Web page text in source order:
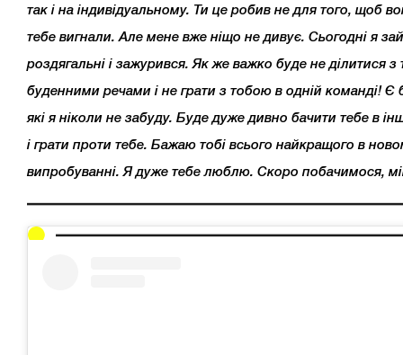
так і на індивідуальному. Ти це робив не для того, щоб
тебе вигнали. Але мене вже ніщо не дивує. Сьогодні я
роздягальні і зажурився. Як же важко буде не ділитися
буденними речами і не грати з тобою в одній команді! Є
які я ніколи не забуду. Буде дуже дивно бачити тебе в
і грати проти тебе. Бажаю тобі всього найкращого в
випробуванні. Я дуже тебе люблю. Скоро побачимося,